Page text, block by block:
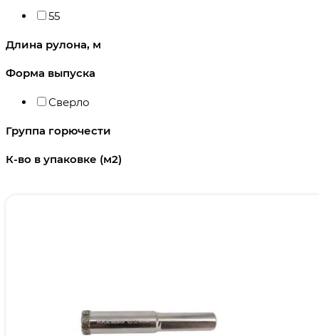
55
Длина рулона, м
Форма выпуска
Сверло
Группа горючести
К-во в упаковке (м2)